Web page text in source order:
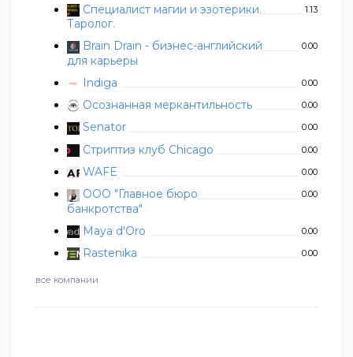
Специалист магии и эзотерики.
Таролог.
1.13
Brain Drain - бизнес-английский
для карьеры
0.00
Indiga 0.00
Осознанная меркантильность 0.00
Senator 0.00
Стриптиз клуб Chicago 0.00
WAFE 0.00
ООО "Главное бюро
банкротства"
0.00
Maya d'Oro 0.00
Rastenika 0.00
все компании